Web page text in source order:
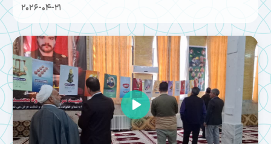
2026-04-21